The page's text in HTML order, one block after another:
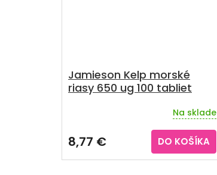
Jamieson Kelp morské
riasy 650 ug 100 tabliet
produktu
je
4,5
Na sklade
8,77 € DO KOŠÍKA